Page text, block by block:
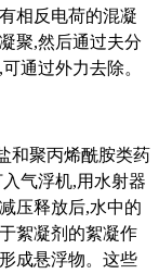
相反电荷的混凝
聚,然后通过夫分
通过外力去除。
聚丙烯酰胺类药
气浮机,用水射器
压释放后,水中的
絮凝剂的絮凝作
成悬浮物。这些